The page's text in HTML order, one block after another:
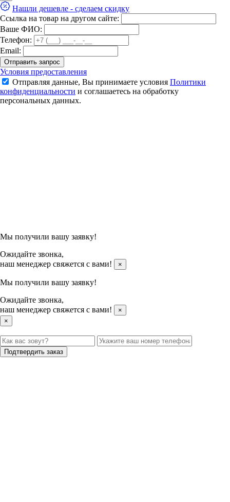
Стойки бадминтонные переносные (без противовесов)
15 600 ₽
Нашли дешевле - сделаем скидку
Ссылка на товар на другом сайте:
Ваше ФИО:
Телефон:
Email:
Отправить запрос
Условия предоставления
Отправляя данные, Вы принимаете условия Политики
конфиденциальности и соглашаетесь на обработку
персональных данных.
Мы получили вашу заявку!
Ожидайте звонка,
наш менеджер свяжется с вами!
×
Мы получили вашу заявку!
Ожидайте звонка,
наш менеджер свяжется с вами!
×
×
Подтвердить заказ